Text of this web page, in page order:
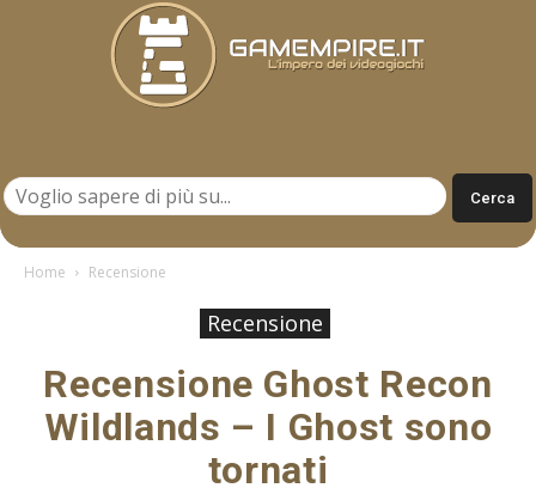
Home Recensione
Recensione
Recensione Ghost Recon
Wildlands – I Ghost sono
tornati